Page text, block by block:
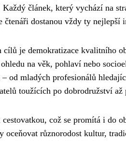
Každý článek, který vychází na
dostanou vždy ty nejlepší
je demokratizace kvalitního
na věk, pohlaví nebo
– od mladých profesionálů
toužících po dobrodružství
což se promítá i do
oceňovat různorodost kultur,